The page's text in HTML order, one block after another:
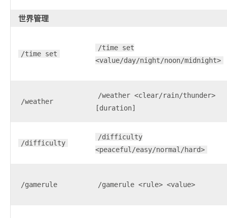
世界管理
/time set
/time set
<value/day/night/noon/midnight>
/weather
/weather <clear/rain/thunder>
[duration]
/difficulty
/difficulty
<peaceful/easy/normal/hard>
/gamerule /gamerule <rule> <value>